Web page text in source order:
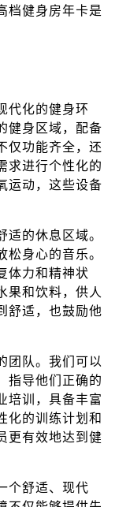
档健身房年卡是
代化的健身环
健身区域，配备
仅功能齐全，还
求进行个性化的
运动，这些设备
适的休息区域。
松身心的音乐。
体力和精神状
果和饮料，供人
舒适，也鼓励他
团队。我们可以
指导他们正确的
培训，具备丰富
化的训练计划和
更有效地达到健
个舒适、现代